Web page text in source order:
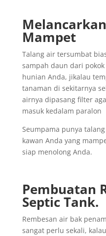
Mampet
Talang air tersumbat
sampah daun dari
hunian Anda, jikalau
tanaman di sekitarnya
airnya dipasang filter
masuk kedalam paralon
Seumpama punya
kawan Anda yang
siap menolong Anda.
Pembuatan
Septic Tank.
Rembesan air bak
sangat perlu sekali,